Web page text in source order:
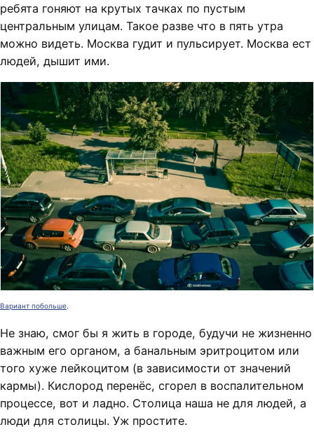
ребята гоняют на крутых тачках по пустым
центральным улицам. Такое разве что в пять утра
можно видеть. Москва гудит и пульсирует. Москва ест
людей, дышит ими.
Вариант побольше.
Не знаю, смог бы я жить в городе, будучи не жизненно
важным его органом, а банальным эритроцитом или
того хуже лейкоцитом (в зависимости от значений
кармы). Кислород перенёс, сгорел в воспалительном
процессе, вот и ладно. Столица наша не для людей, а
люди для столицы. Уж простите.